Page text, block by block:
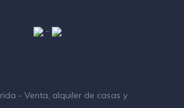
-
- Venta, alquiler de casas y